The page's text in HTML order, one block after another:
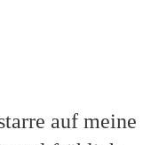
auf meine